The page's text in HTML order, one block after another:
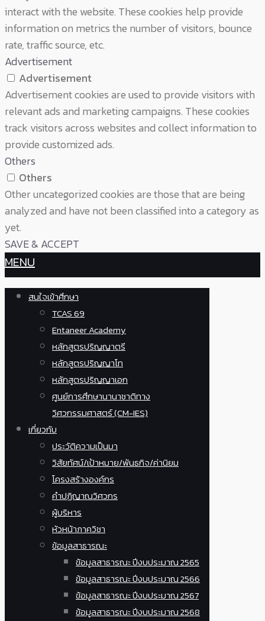
interact with the website. These cookies help provide
information on metrics the number of visitors, bounce
rate, traffic source, etc.
Advertisement
Advertisement
Advertisement cookies are used to provide visitors with
relevant ads and marketing campaigns. These cookies
track visitors across websites and collect information to
provide customized ads.
Others
Others
Other uncategorized cookies are those that are being
analyzed and have not been classified into a category as
yet.
SAVE & ACCEPT
MENU
สนใจเข้าศึกษา
TCAS 69
Entaneer Academy
หลักสูตรปริญญาตรี
หลักสูตรปริญญาโท
หลักสูตรปริญญาเอก
ศูนย์การศึกษานานาชาติทาง
วิศวกรรมศาสตร์ (CM-IES)
เกี่ยวกับ
ประวัติความเป็นมา
วิสัยทัศน์/เป้าหมาย/พันธกิจ/ค่านิยม
โครงสร้างองค์กร
คำปฏิญาณวิศวกร
ผู้บริหาร
หัวหน้าภาควิชา
ข้อมูลสาธารณะ
ข้อมูลสาธารณะ ปีงบประมาณ 2565
ข้อมูลสาธารณะ ปีงบประมาณ 2566
ข้อมูลสาธารณะ ปีงบประมาณ 2567
ข้อมูลสาธารณะ ปีงบประมาณ 2568